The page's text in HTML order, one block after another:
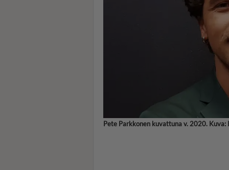
Pete Parkkonen kuvattuna v. 2020. Kuva: